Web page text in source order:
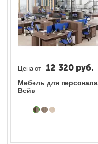
Цена от 12 320 руб.
Мебель для персонала
Вейв